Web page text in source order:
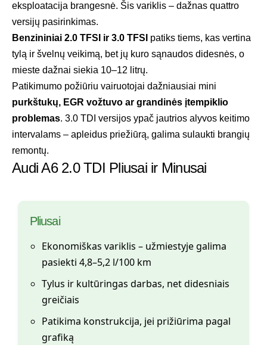
eksploatacija brangesnė. Šis variklis – dažnas quattro
versijų pasirinkimas.
Benzininiai 2.0 TFSI ir 3.0 TFSI patiks tiems, kas vertina
tylą ir švelnų veikimą, bet jų kuro sąnaudos didesnės, o
mieste dažnai siekia 10–12 litrų.
Patikimumo požiūriu vairuotojai dažniausiai mini
purkštukų, EGR vožtuvo ar grandinės įtempiklio
problemas. 3.0 TDI versijos ypač jautrios alyvos keitimo
intervalams – apleidus priežiūrą, galima sulaukti brangių
remontų.
Audi A6 2.0 TDI Pliusai ir Minusai
Pliusai
Ekonomiškas variklis – užmiestyje galima
pasiekti 4,8–5,2 l/100 km
Tylus ir kultūringas darbas, net didesniais
greičiais
Patikima konstrukcija, jei prižiūrima pagal
grafiką